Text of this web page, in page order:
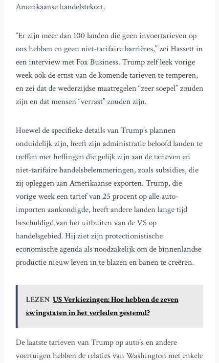
Amerikaanse handelstekort.
“Er zijn meer dan 100 landen die geen invoertarieven op
ons hebben en geen niet-tarifaire barrières,” zei Hassett in
een interview met Fox Business. Trump zelf leek vorige
week ook de ernst van de komende tarieven te temperen,
en zei dat de wederzijdse maatregelen “zeer soepel” zouden
zijn en dat mensen “verrast” zouden zijn.
Hoewel de specifieke details van Trump’s plannen
onduidelijk zijn, heeft zijn administratie beloofd landen te
treffen met heffingen die gelijk zijn aan de tarieven en
niet-tarifaire handelsbelemmeringen, zoals subsidies, die
zij opleggen aan Amerikaanse exporten. Trump, die
vorige week een tarief van 25 procent op alle auto-
importen aankondigde, heeft andere landen lange tijd
beschuldigd van het uitbuiten van de VS op
handelsgebied. Hij ziet zijn protectionistische
economische agenda als noodzakelijk om de binnenlandse
productie nieuw leven in te blazen en banen te creëren.
LEZEN US Verkiezingen: Hoe hebben de zeven
swingstaten in het verleden gestemd?
De laatste tarieven van Trump op auto’s en andere
voertuigen hebben de relaties van Washington met enkele